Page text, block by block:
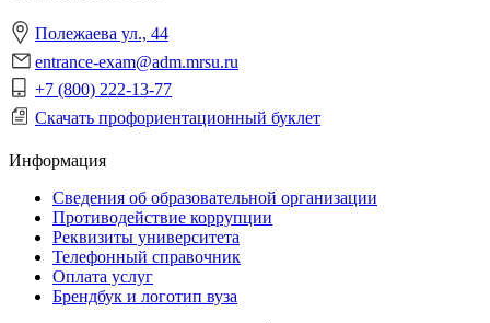
Полежаева ул., 44
entrance-exam@adm.mrsu.ru
+7 (800) 222-13-77
Скачать профориентационный буклет
Информация
Сведения об образовательной организации
Противодействие коррупции
Реквизиты университета
Телефонный справочник
Оплата услуг
Брендбук и логотип вуза